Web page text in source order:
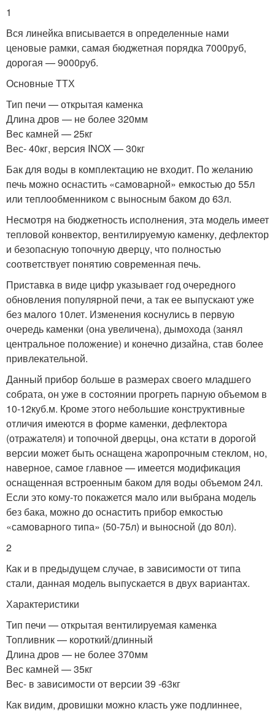
1
Вся линейка вписывается в определенные нами
ценовые рамки, самая бюджетная порядка 7000руб,
дорогая — 9000руб.
Основные ТТХ
Тип печи — открытая каменка
Длина дров — не более 320мм
Вес камней — 25кг
Вес- 40кг, версия INOX — 30кг
Бак для воды в комплектацию не входит. По желанию
печь можно оснастить «самоварной» емкостью до 55л
или теплообменником с выносным баком до 63л.
Несмотря на бюджетность исполнения, эта модель имеет
тепловой конвектор, вентилируемую каменку, дефлектор
и безопасную топочную дверцу, что полностью
соответствует понятию современная печь.
Приставка в виде цифр указывает год очередного
обновления популярной печи, а так ее выпускают уже
без малого 10лет. Изменения коснулись в первую
очередь каменки (она увеличена), дымохода (занял
центральное положение) и конечно дизайна, став более
привлекательной.
Данный прибор больше в размерах своего младшего
собрата, он уже в состоянии прогреть парную объемом в
10-12куб.м. Кроме этого небольшие конструктивные
отличия имеются в форме каменки, дефлектора
(отражателя) и топочной дверцы, она кстати в дорогой
версии может быть оснащена жаропрочным стеклом, но,
наверное, самое главное — имеется модификация
оснащенная встроенным баком для воды объемом 24л.
Если это кому-то покажется мало или выбрана модель
без бака, можно до оснастить прибор емкостью
«самоварного типа» (50-75л) и выносной (до 80л).
2
Как и в предыдущем случае, в зависимости от типа
стали, данная модель выпускается в двух вариантах.
Характеристики
Тип печи — открытая вентилируемая каменка
Топливник — короткий/длинный
Длина дров — не более 370мм
Вес камней — 35кг
Вес- в зависимости от версии 39 -63кг
Как видим, дровишки можно класть уже подлиннее,